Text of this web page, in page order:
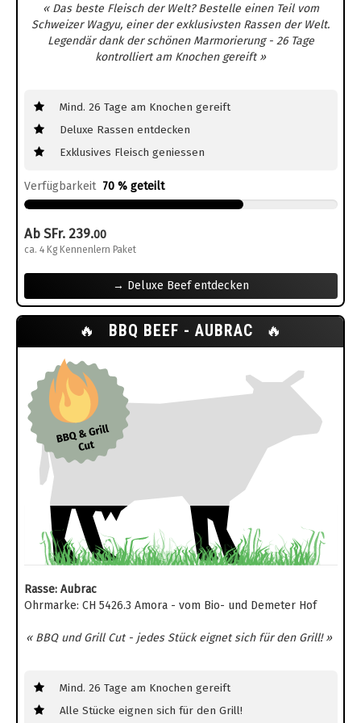
« Das beste Fleisch der Welt? Bestelle einen Teil vom
Schweizer Wagyu, einer der exklusivsten Rassen der Welt.
Legendär dank der schönen Marmorierung - 26 Tage
kontrolliert am Knochen gereift »
Mind. 26 Tage am Knochen gereift
Deluxe Rassen entdecken
Exklusives Fleisch geniessen
Verfügbarkeit 70 % geteilt
Ab SFr. 239.00
ca. 4 Kg Kennenlern Paket
→ Deluxe Beef entdecken
🔥 BBQ BEEF - AUBRAC 🔥
Rasse: Aubrac
Ohrmarke: CH 5426.3 Amora - vom Bio- und Demeter Hof
« BBQ und Grill Cut - jedes Stück eignet sich für den Grill! »
Mind. 26 Tage am Knochen gereift
Alle Stücke eignen sich für den Grill!